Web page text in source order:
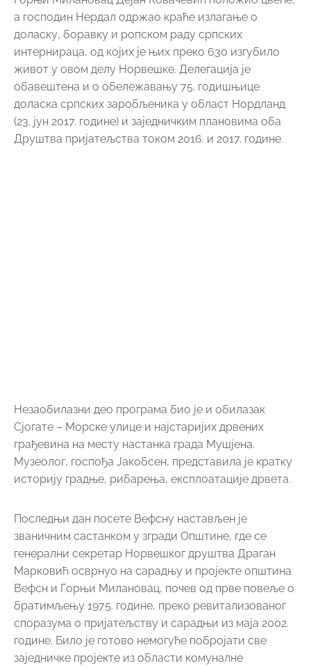
а господин Нердал одржао краће излагање о
доласку, боравку и ропском раду српских
интернираца, од којих је њих преко 630 изгубило
живот у овом делу Норвешке. Делегација је
обавештена и о обележавању 75. годишњице
доласка српских заробљеника у област Нордланд
(23. јун 2017. године) и заједничким плановима оба
Друштва пријатељства током 2016. и 2017. године.
братимљењу 1975. године, преко ревитализованог
споразума о пријатељству и сарадњи из маја 2002.
године. Било је готово немогуће побројати све
заједничке пројекте из области комуналне
инфраструктуре, здравства, хуманитарне помоћи,
администрације… Наравно, незаобилазан је пројекат
депоније и опреме за поступање са комуналним
отпадом и помоћ Норвешке од скоро 2,5 милиона
евра, помоћ у локалном транспорту (поклон
градских аутобуса), помоћ у опремању дечјег
одељења болнице, опремање општинског Црвеног
крста возилима, уређење перионице, инвалидска
помагала, пројекти са Културним центром,
оснивање и опремање Еколошке канцеларије,